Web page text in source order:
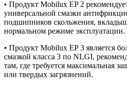
• Продукт Mobilux EP 2
универсальной смазки
подшипников скольжения,
нормальном режиме эксплуатации.
• Продукт Mobilux EP 3 является
смазкой класса 3 по NLGI,
там, где требуется максимальная
или твердых загрязнений.